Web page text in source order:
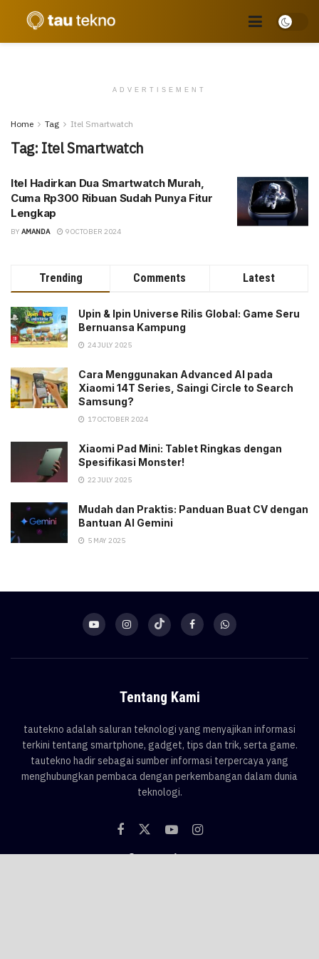
ADVERTISEMENT
Home Tag Itel Smartwatch
Tag: Itel Smartwatch
Itel Hadirkan Dua Smartwatch Murah,
Cuma Rp300 Ribuan Sudah Punya Fitur
Lengkap
BY AMANDA 9 OCTOBER 2024
Trending Comments Latest
Upin & Ipin Universe Rilis Global: Game Seru
Bernuansa Kampung
24 JULY 2025
Cara Menggunakan Advanced AI pada
Xiaomi 14T Series, Saingi Circle to Search
Samsung?
17 OCTOBER 2024
Xiaomi Pad Mini: Tablet Ringkas dengan
Spesifikasi Monster!
22 JULY 2025
Mudah dan Praktis: Panduan Buat CV dengan
Bantuan AI Gemini
5 MAY 2025
Tentang Kami
tautekno adalah saluran teknologi yang menyajikan informasi
terkini tentang smartphone, gadget, tips dan trik, serta game.
tautekno hadir sebagai sumber informasi terpercaya yang
menghubungkan pembaca dengan perkembangan dalam dunia
teknologi.
Categories